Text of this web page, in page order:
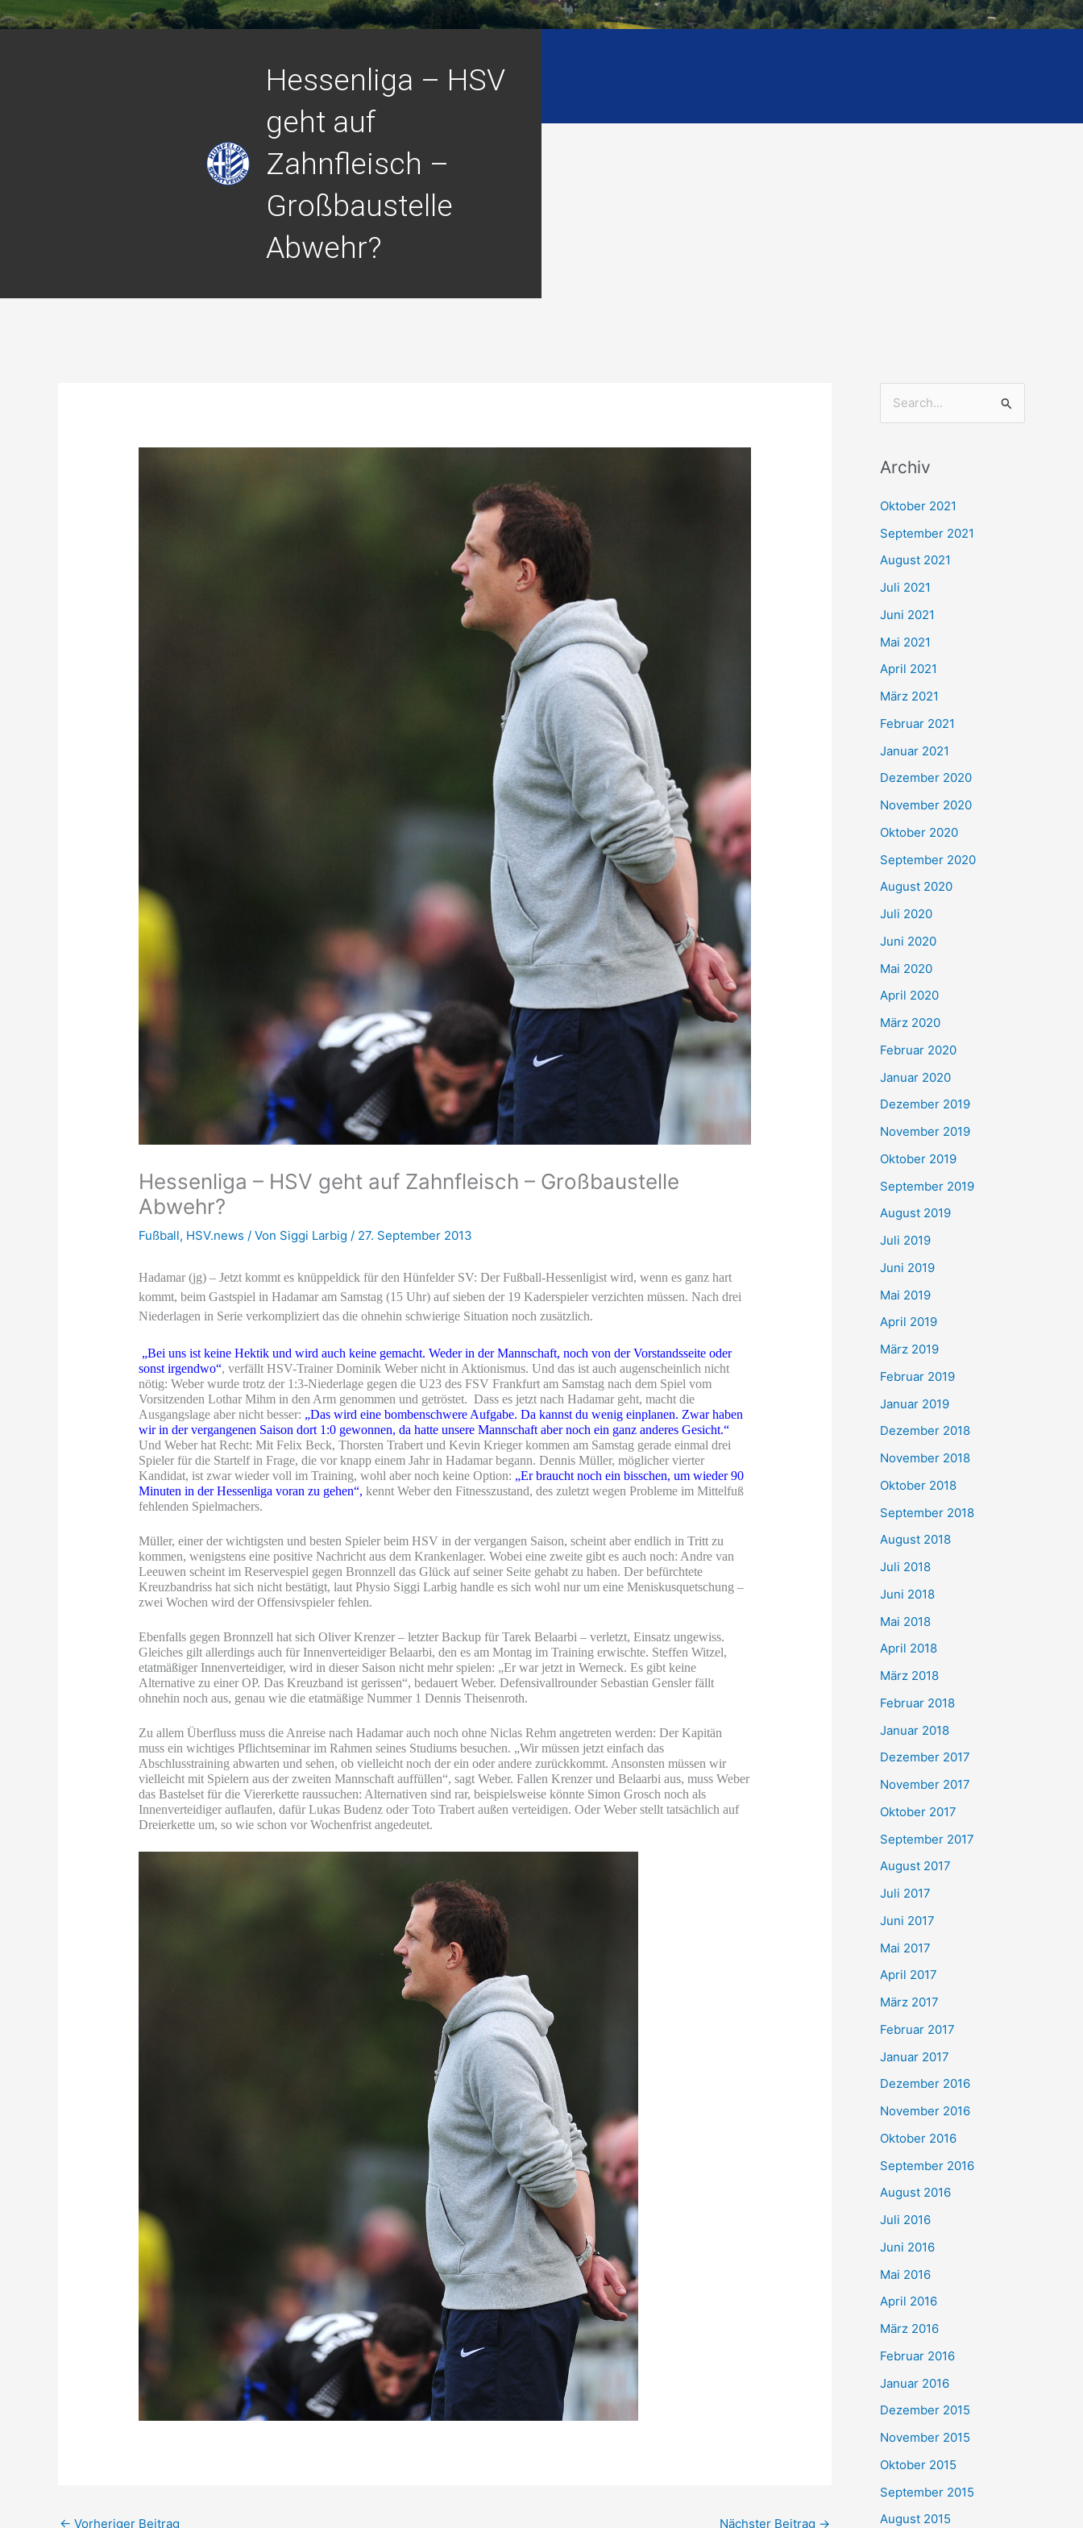
Hessenliga – HSV
geht auf
Zahnfleisch –
Großbaustelle
Abwehr?
Hessenliga – HSV geht auf Zahnfleisch – Großbaustelle
Abwehr?
Fußball, HSV.news / Von Siggi Larbig/ 27. September 2013
Hadamar (jg) – Jetzt kommt es knüppeldick für den Hünfelder SV: Der Fußball-Hessenligist wird, wenn es ganz hart
kommt, beim Gastspiel in Hadamar am Samstag (15 Uhr) auf sieben der 19 Kaderspieler verzichten müssen. Nach drei
Niederlagen in Serie verkompliziert das die ohnehin schwierige Situation noch zusätzlich.
„Bei uns ist keine Hektik und wird auch keine gemacht. Weder in der Mannschaft, noch von der Vorstandsseite oder
sonst irgendwo“, verfällt HSV-Trainer Dominik Weber nicht in Aktionismus. Und das ist auch augenscheinlich nicht
nötig: Weber wurde trotz der 1:3-Niederlage gegen die U23 des FSV Frankfurt am Samstag nach dem Spiel vom
Vorsitzenden Lothar Mihm in den Arm genommen und getröstet. Dass es jetzt nach Hadamar geht, macht die
Ausgangslage aber nicht besser: „Das wird eine bombenschwere Aufgabe. Da kannst du wenig einplanen. Zwar haben
wir in der vergangenen Saison dort 1:0 gewonnen, da hatte unsere Mannschaft aber noch ein ganz anderes Gesicht.“
Und Weber hat Recht: Mit Felix Beck, Thorsten Trabert und Kevin Krieger kommen am Samstag gerade einmal drei
Spieler für die Startelf in Frage, die vor knapp einem Jahr in Hadamar begann. Dennis Müller, möglicher vierter
Kandidat, ist zwar wieder voll im Training, wohl aber noch keine Option: „Er braucht noch ein bisschen, um wieder 90
Minuten in der Hessenliga voran zu gehen“, kennt Weber den Fitnesszustand, des zuletzt wegen Probleme im Mittelfuß
fehlenden Spielmachers.
Müller, einer der wichtigsten und besten Spieler beim HSV in der vergangen Saison, scheint aber endlich in Tritt zu
kommen, wenigstens eine positive Nachricht aus dem Krankenlager. Wobei eine zweite gibt es auch noch: Andre van
Leeuwen scheint im Reservespiel gegen Bronnzell das Glück auf seiner Seite gehabt zu haben. Der befürchtete
Kreuzbandriss hat sich nicht bestätigt, laut Physio Siggi Larbig handle es sich wohl nur um eine Meniskusquetschung –
zwei Wochen wird der Offensivspieler fehlen.
Ebenfalls gegen Bronnzell hat sich Oliver Krenzer – letzter Backup für Tarek Belaarbi – verletzt, Einsatz ungewiss.
Gleiches gilt allerdings auch für Innenverteidiger Belaarbi, den es am Montag im Training erwischte. Steffen Witzel,
etatmäßiger Innenverteidiger, wird in dieser Saison nicht mehr spielen: „Er war jetzt in Werneck. Es gibt keine
Alternative zu einer OP. Das Kreuzband ist gerissen“, bedauert Weber. Defensivallrounder Sebastian Gensler fällt
ohnehin noch aus, genau wie die etatmäßige Nummer 1 Dennis Theisenroth.
Zu allem Überfluss muss die Anreise nach Hadamar auch noch ohne Niclas Rehm angetreten werden: Der Kapitän
muss ein wichtiges Pflichtseminar im Rahmen seines Studiums besuchen. „Wir müssen jetzt einfach das
Abschlusstraining abwarten und sehen, ob vielleicht noch der ein oder andere zurückkommt. Ansonsten müssen wir
vielleicht mit Spielern aus der zweiten Mannschaft auffüllen“, sagt Weber. Fallen Krenzer und Belaarbi aus, muss Weber
das Bastelset für die Viererkette raussuchen: Alternativen sind rar, beispielsweise könnte Simon Grosch noch als
Innenverteidiger auflaufen, dafür Lukas Budenz oder Toto Trabert außen verteidigen. Oder Weber stellt tatsächlich auf
Dreierkette um, so wie schon vor Wochenfrist angedeutet.
← Vorheriger Beitrag Nächster Beitrag →
h
e
n
h
:
Archiv
Oktober 2021
September 2021
August 2021
Juli 2021
Juni 2021
Mai 2021
April 2021
März 2021
Februar 2021
Januar 2021
Dezember 2020
November 2020
Oktober 2020
September 2020
August 2020
Juli 2020
Juni 2020
Mai 2020
April 2020
März 2020
Februar 2020
Januar 2020
Dezember 2019
November 2019
Oktober 2019
September 2019
August 2019
Juli 2019
Juni 2019
Mai 2019
April 2019
März 2019
Februar 2019
Januar 2019
Dezember 2018
November 2018
Oktober 2018
September 2018
August 2018
Juli 2018
Juni 2018
Mai 2018
April 2018
März 2018
Februar 2018
Januar 2018
Dezember 2017
November 2017
Oktober 2017
September 2017
August 2017
Juli 2017
Juni 2017
Mai 2017
April 2017
März 2017
Februar 2017
Januar 2017
Dezember 2016
November 2016
Oktober 2016
September 2016
August 2016
Juli 2016
Juni 2016
Mai 2016
April 2016
März 2016
Februar 2016
Januar 2016
Dezember 2015
November 2015
Oktober 2015
September 2015
August 2015